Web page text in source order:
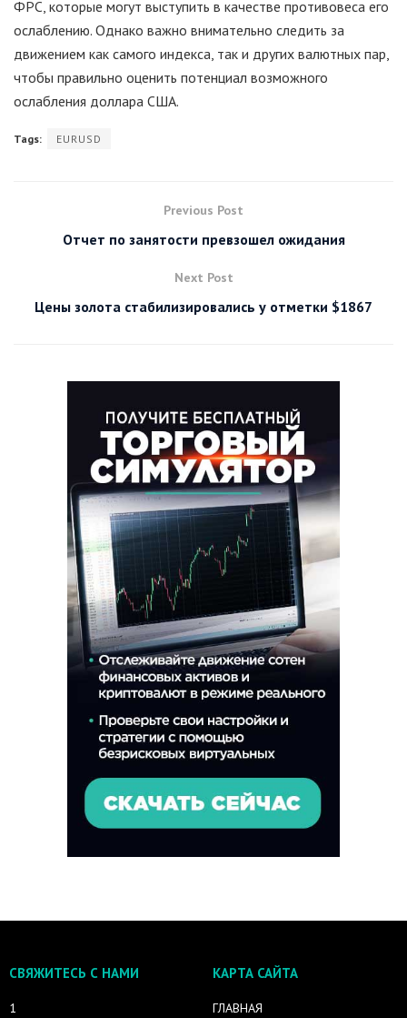
ФРС, которые могут выступить в качестве противовеса его
ослаблению. Однако важно внимательно следить за
движением как самого индекса, так и других валютных пар,
чтобы правильно оценить потенциал возможного
ослабления доллара США.
Tags: EURUSD
Previous Post
Отчет по занятости превзошел ожидания
Next Post
Цены золота стабилизировались у отметки $1867
СВЯЖИТЕСЬ С НАМИ
1
КАРТА САЙТА
ГЛАВНАЯ